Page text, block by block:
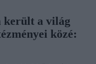
került a világ
közé: